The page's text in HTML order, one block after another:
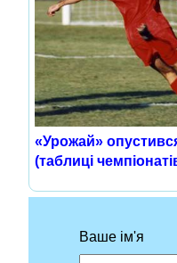
«Урожай»
(таблиці
Ваше ім'я